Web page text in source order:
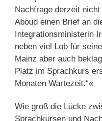
Nachfrage derzeit
Aboud einen Brief an
Integrationsministerin
neben viel Lob für
Mainz aber auch
Platz im Sprachkurs
Monaten Wartezeit.“«
Wie groß die Lücke
Sprachkursen und